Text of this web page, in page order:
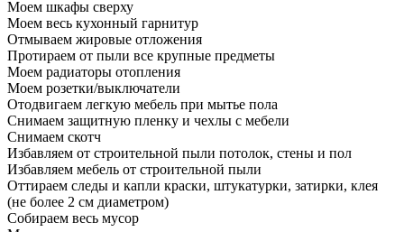
Моем шкафы сверху
Моем весь кухонный гарнитур
Отмываем жировые отложения
Протираем от пыли все крупные предметы
Моем радиаторы отопления
Моем розетки/выключатели
Отодвигаем легкую мебель при мытье пола
Снимаем защитную пленку и чехлы с мебели
Снимаем скотч
Избавляем от строительной пыли потолок, стены и пол
Избавляем мебель от строительной пыли
Оттираем следы и капли краски, штукатурки, затирки, клея
(не более 2 см диаметром)
Собираем весь мусор